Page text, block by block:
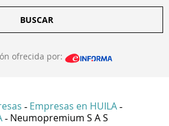
BUSCAR
ofrecida por:
- Empresas en HUILA -
- Neumopremium S A S